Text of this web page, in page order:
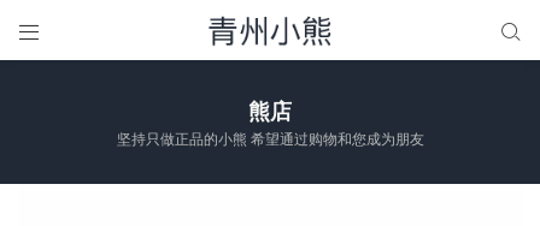
 
熊店
坚持只做正品的小熊 希望通过购物和您成为朋友